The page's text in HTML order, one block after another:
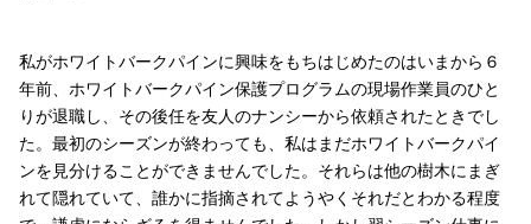
私がホワイトバークパインに興味をもちはじめたのはいまから６
年前、ホワイトバークパイン保護プログラムの現場作業員のひと
りが退職し、その後任を友人のナンシーから依頼されたときでし
た。最初のシーズンが終わっても、私はまだホワイトバークパイ
ンを見分けることができませんでした。それらは他の樹木にまぎ
れて隠れていて、誰かに指摘されてようやくそれだとわかる程度